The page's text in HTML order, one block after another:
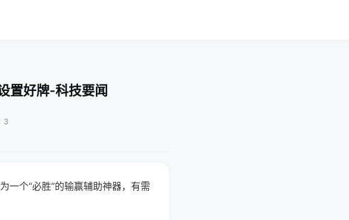
置好牌-科技要闻
3
一个“必胜”的输赢辅助神器，有需